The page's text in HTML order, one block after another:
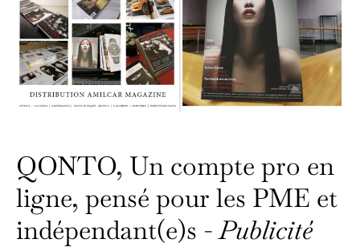
QONTO, Un compte pro en
ligne, pensé pour les PME et
indépendant(e)s -Publicité